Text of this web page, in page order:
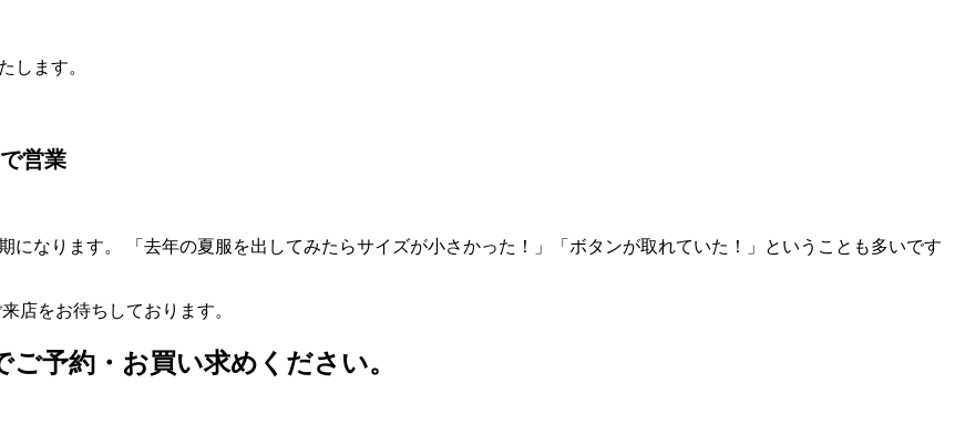
します。
営業
なります。 「去年の夏服を出してみたらサイズが小さかった！」「ボタンが取れていた！」ということも多いです
店をお待ちしております。
予約・お買い求めください。